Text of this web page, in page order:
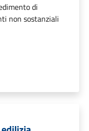
di
non sostanziali